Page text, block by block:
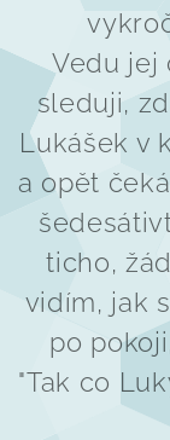
Vedu jej
sleduji,
Lukášek v
a opět
ticho,
vidím, jak
po
"Tak co